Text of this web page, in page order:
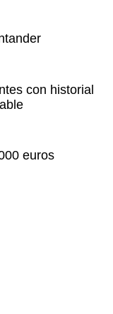
con historial
euros